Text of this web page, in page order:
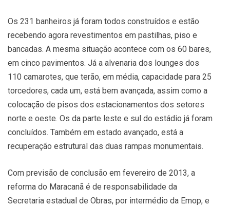
Os 231 banheiros já foram todos construídos e estão
recebendo agora revestimentos em pastilhas, piso e
bancadas. A mesma situação acontece com os 60 bares,
em cinco pavimentos. Já a alvenaria dos lounges dos
110 camarotes, que terão, em média, capacidade para 25
torcedores, cada um, está bem avançada, assim como a
colocação de pisos dos estacionamentos dos setores
norte e oeste. Os da parte leste e sul do estádio já foram
concluídos. Também em estado avançado, está a
recuperação estrutural das duas rampas monumentais.
Com previsão de conclusão em fevereiro de 2013, a
reforma do Maracanã é de responsabilidade da
Secretaria estadual de Obras, por intermédio da Emop, e